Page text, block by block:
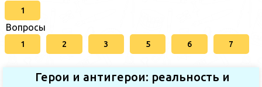
1
Вопросы
1 2 3 5 6 7
Герои и антигерои: реальность и